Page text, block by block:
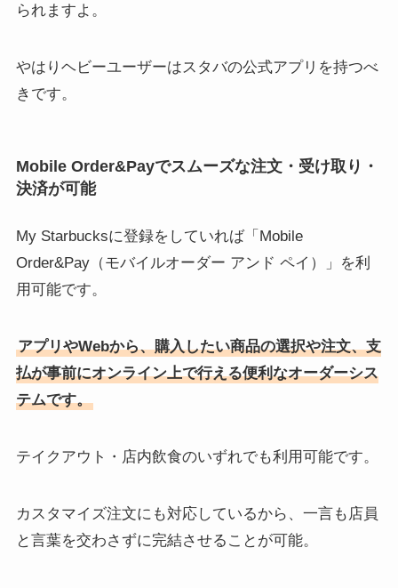
られますよ。
やはりヘビーユーザーはスタバの公式アプリを持つべ
きです。
Mobile Order&Payでスムーズな注文・受け取り・
決済が可能
My Starbucksに登録をしていれば「Mobile
Order&Pay（モバイルオーダー アンド ペイ）」を利
用可能です。
アプリやWebから、購入したい商品の選択や注文、支
払が事前にオンライン上で行える便利なオーダーシス
テムです。
テイクアウト・店内飲食のいずれでも利用可能です。
カスタマイズ注文にも対応しているから、一言も店員
と言葉を交わさずに完結させることが可能。